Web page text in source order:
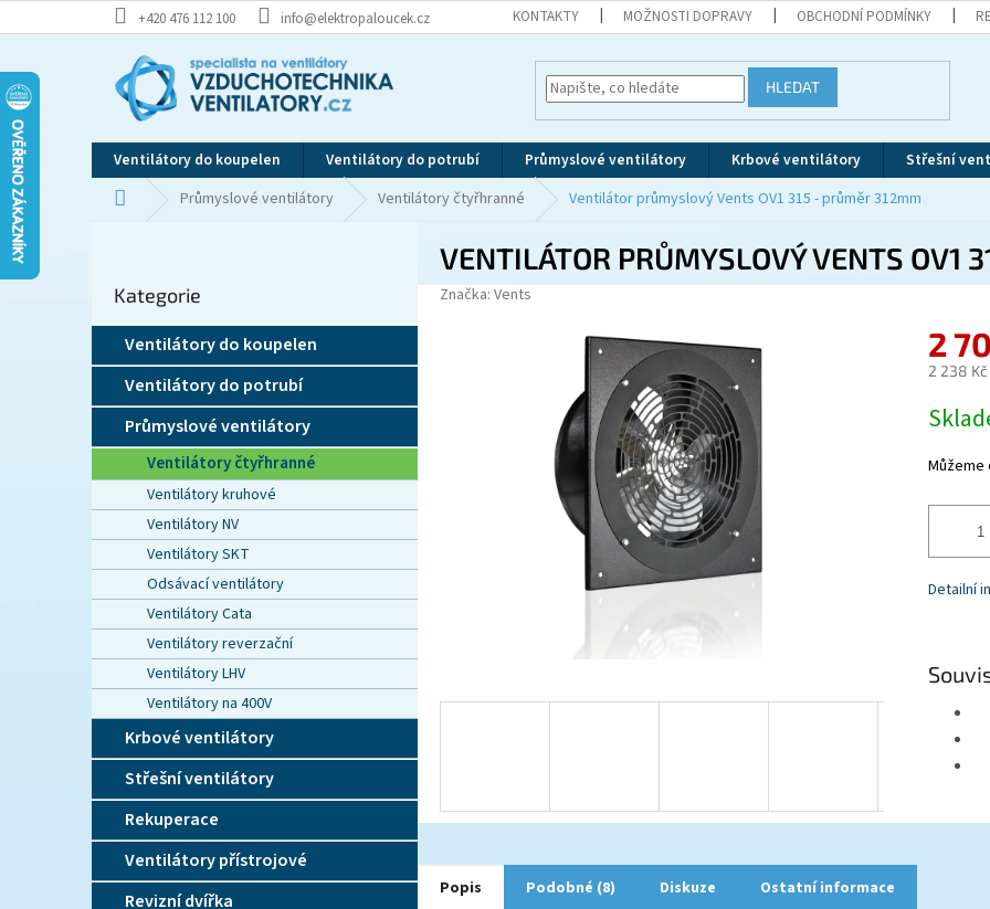
na
+420 476 112 100 info@elektropaloucek.cz KONTAKTY MOŽNOSTI DOPRAVY OBCHODNÍ PODMÍNKY
HLEDAT
Ventilátory do koupelen Ventilátory do potrubí Průmyslové ventilátory Krbové ventilátory Střešní
Domů Průmyslové ventilátory Ventilátory čtyřhranné Ventilátor průmyslový Vents OV1 315 - průměr 312mm
r
n
p
a
l
kategorie
Kategorie
Ventilátory do koupelen
Ventilátory do potrubí
Průmyslové ventilátory
Ventilátory čtyřhranné
Ventilátory kruhové
Ventilátory NV
Ventilátory SKT
Odsávací ventilátory
Ventilátory Cata
Ventilátory reverzační
Ventilátory LHV
Ventilátory na 400V
Krbové ventilátory
Střešní ventilátory
Rekuperace
Ventilátory přístrojové
Revizní dvířka
VENTILÁTOR PRŮMYSLOVÝ VENTS OV1
Značka: Vents
2
2 238
cena:
Detailní
Popis Podobné (8) Diskuze Ostatní informace